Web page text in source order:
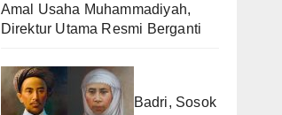
Amal Usaha Muhammadiyah,
Direktur Utama Resmi Berganti
Badri, Sosok